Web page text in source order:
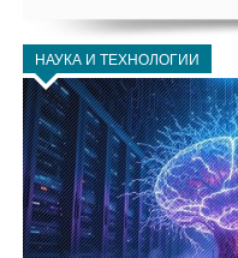
НАУКА И ТЕХНОЛОГИИ